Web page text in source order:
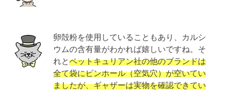
卵殻粉を使用していることもあり、カルシ
ウムの含有量がわかれば嬉しいですね。そ
れとペットキュリアン社の他のブランドは
全て袋にピンホール（空気穴）が空いてい
ましたが、ギャザーは実物を確認できてい